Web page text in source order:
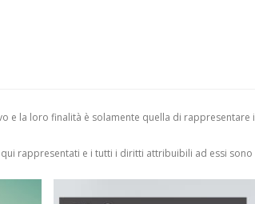
e la loro finalità è solamente quella di
qui rappresentati e i tutti i diritti attribuibili ad essi